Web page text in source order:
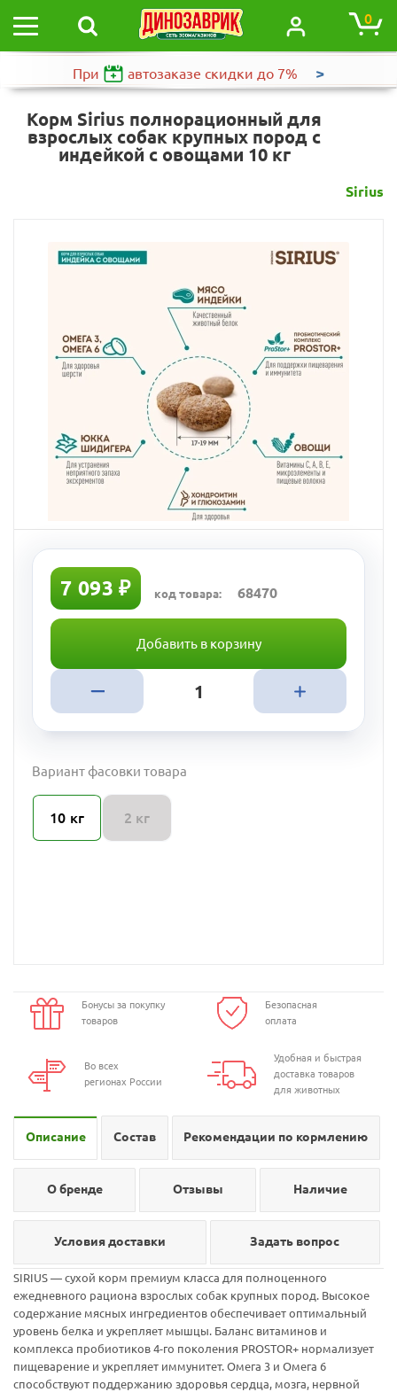
0
При автозаказе скидки до 7% >
Корм Sirius полнорационный для
взрослых собак крупных пород с
индейкой с овощами 10 кг
Sirius
7 093 ₽ код товара: 68470
Добавить в корзину
Вариант фасовки товара
10 кг 2 кг
Бонусы за покупку
товаров
Безопасная
оплата
Во всех
регионах России
Удобная и быстрая
доставка товаров
для животных
Описание Состав Рекомендации по кормлению
О бренде Отзывы Наличие
Условия доставки Задать вопрос
SIRIUS — сухой корм премиум класса для полноценного
ежедневного рациона взрослых собак крупных пород. Высокое
содержание мясных ингредиентов обеспечивает оптимальный
уровень белка и укрепляет мышцы. Баланс витаминов и
комплекса пробиотиков 4-го поколения PROSTOR+ нормализует
пищеварение и укрепляет иммунитет. Омега 3 и Омега 6
способствуют поддержанию здоровья сердца, мозга, нервной